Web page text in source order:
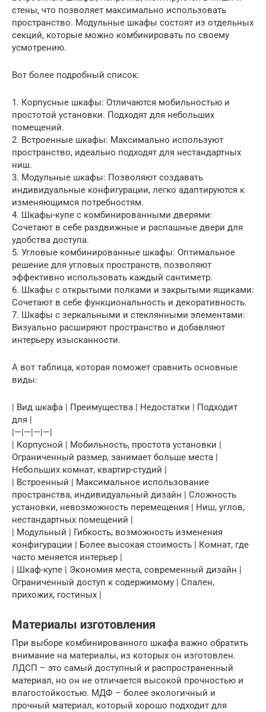
стены, что позволяет максимально использовать
пространство. Модульные шкафы состоят из отдельных
секций, которые можно комбинировать по своему
усмотрению.
Вот более подробный список:
1. Корпусные шкафы: Отличаются мобильностью и
простотой установки. Подходят для небольших
помещений.
2. Встроенные шкафы: Максимально используют
пространство, идеально подходят для нестандартных
ниш.
3. Модульные шкафы: Позволяют создавать
индивидуальные конфигурации, легко адаптируются к
изменяющимся потребностям.
4. Шкафы-купе с комбинированными дверями:
Сочетают в себе раздвижные и распашные двери для
удобства доступа.
5. Угловые комбинированные шкафы: Оптимальное
решение для угловых пространств, позволяют
эффективно использовать каждый сантиметр.
6. Шкафы с открытыми полками и закрытыми ящиками:
Сочетают в себе функциональность и декоративность.
7. Шкафы с зеркальными и стеклянными элементами:
Визуально расширяют пространство и добавляют
интерьеру изысканности.
А вот таблица, которая поможет сравнить основные
виды:
| Вид шкафа | Преимущества | Недостатки | Подходит
для |
|—|—|—|—|
| Корпусной | Мобильность, простота установки |
Ограниченный размер, занимает больше места |
Небольших комнат, квартир-студий |
| Встроенный | Максимальное использование
пространства, индивидуальный дизайн | Сложность
установки, невозможность перемещения | Ниш, углов,
нестандартных помещений |
| Модульный | Гибкость, возможность изменения
конфигурации | Более высокая стоимость | Комнат, где
часто меняется интерьер |
| Шкаф-купе | Экономия места, современный дизайн |
Ограниченный доступ к содержимому | Спален,
прихожих, гостиных |
Материалы изготовления
При выборе комбинированного шкафа важно обратить
внимание на материалы, из которых он изготовлен.
ЛДСП – это самый доступный и распространенный
материал, но он не отличается высокой прочностью и
влагостойкостью. МДФ – более экологичный и
прочный материал, который хорошо подходит для